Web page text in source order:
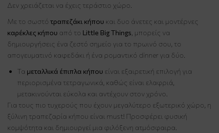
Δεν χρειάζεται να έχεις τεράστιο χώρο.
Με το σωστό τραπεζάκι κήπου και δυο άνετες και μοντέρνες
καρέκλες κήπου από το Little Big Things , μπορείς να
δημιουργήσεις ένα ζεστό σημείο για το πρωινό σου, το
απογευματινό καφεδάκι ή ένα ρομαντικό dinner για δύο.
Τα μεταλλικά έπιπλα κήπου είναι εξαιρετική επιλογή για
περιορισμένα τετραγωνικά, καθώς είναι ελαφριά,
μετακινούνται εύκολα και αντέχουν στον χρόνο.
Για τους πιο τυχερούς που έχουν μεγαλύτερο εξωτερικό χώρο, η
ξύλινη τραπεζαρία κήπου είναι must! Προσφέρει φυσική
κομψότητα και δημιουργεί μια φιλόξενη ατμόσφαιρα.